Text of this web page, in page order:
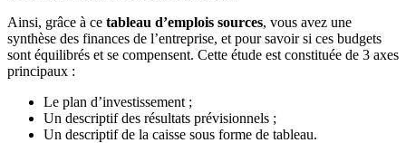
Ainsi, grâce à ce tableau d’emplois sources, vous avez une
synthèse des finances de l’entreprise, et pour savoir si ces budgets
sont équilibrés et se compensent. Cette étude est constituée de 3 axes
principaux :
Le plan d’investissement ;
Un descriptif des résultats prévisionnels ;
Un descriptif de la caisse sous forme de tableau.